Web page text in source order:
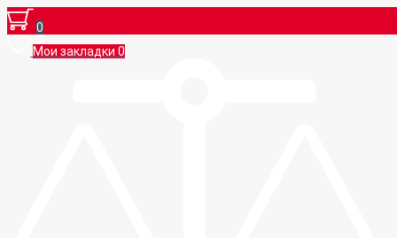
0
Мои закладки 0